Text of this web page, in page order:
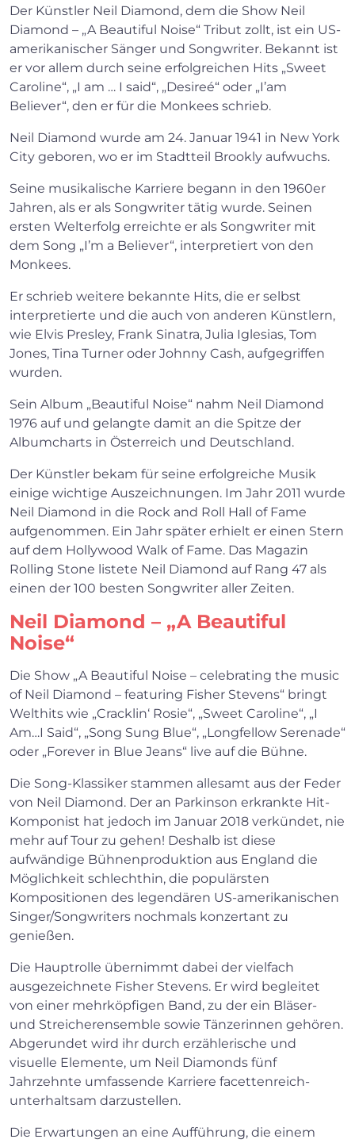
Der Künstler Neil Diamond, dem die Show Neil
Diamond – „A Beautiful Noise“ Tribut zollt, ist ein US-
amerikanischer Sänger und Songwriter. Bekannt ist
er vor allem durch seine erfolgreichen Hits „Sweet
Caroline“, „I am … I said“, „Desireé“ oder „I’am
Believer“, den er für die Monkees schrieb.
Neil Diamond wurde am 24. Januar 1941 in New York
City geboren, wo er im Stadtteil Brookly aufwuchs.
Seine musikalische Karriere begann in den 1960er
Jahren, als er als Songwriter tätig wurde. Seinen
ersten Welterfolg erreichte er als Songwriter mit
dem Song „I’m a Believer“, interpretiert von den
Monkees.
Er schrieb weitere bekannte Hits, die er selbst
interpretierte und die auch von anderen Künstlern,
wie Elvis Presley, Frank Sinatra, Julia Iglesias, Tom
Jones, Tina Turner oder Johnny Cash, aufgegriffen
wurden.
Sein Album „Beautiful Noise“ nahm Neil Diamond
1976 auf und gelangte damit an die Spitze der
Albumcharts in Österreich und Deutschland.
Der Künstler bekam für seine erfolgreiche Musik
einige wichtige Auszeichnungen. Im Jahr 2011 wurde
Neil Diamond in die Rock and Roll Hall of Fame
aufgenommen. Ein Jahr später erhielt er einen Stern
auf dem Hollywood Walk of Fame. Das Magazin
Rolling Stone listete Neil Diamond auf Rang 47 als
einen der 100 besten Songwriter aller Zeiten.
Neil Diamond – „A Beautiful
Noise“
Die Show „A Beautiful Noise – celebrating the music
of Neil Diamond – featuring Fisher Stevens“ bringt
Welthits wie „Cracklin‘ Rosie“, „Sweet Caroline“, „I
Am…I Said“, „Song Sung Blue“, „Longfellow Serenade“
oder „Forever in Blue Jeans“ live auf die Bühne.
Die Song-Klassiker stammen allesamt aus der Feder
von Neil Diamond. Der an Parkinson erkrankte Hit-
Komponist hat jedoch im Januar 2018 verkündet, nie
mehr auf Tour zu gehen! Deshalb ist diese
aufwändige Bühnenproduktion aus England die
Möglichkeit schlechthin, die populärsten
Kompositionen des legendären US-amerikanischen
Singer/Songwriters nochmals konzertant zu
genießen.
Die Hauptrolle übernimmt dabei der vielfach
ausgezeichnete Fisher Stevens. Er wird begleitet
von einer mehrköpfigen Band, zu der ein Bläser-
und Streicherensemble sowie Tänzerinnen gehören.
Abgerundet wird ihr durch erzählerische und
visuelle Elemente, um Neil Diamonds fünf
Jahrzehnte umfassende Karriere facettenreich-
unterhaltsam darzustellen.
Die Erwartungen an eine Aufführung, die einem